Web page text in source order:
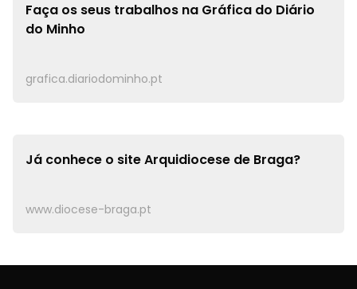
Faça os seus trabalhos na Gráfica do Diário
do Minho
grafica.diariodominho.pt
Já conhece o siteArquidiocese de Braga?
www.diocese-braga.pt